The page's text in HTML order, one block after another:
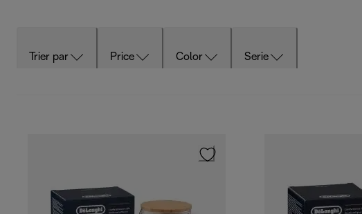
Trier par Price Color Serie